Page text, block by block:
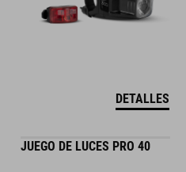
DETALLES
JUEGO DE LUCES PRO 40